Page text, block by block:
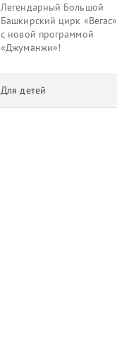
Легендарный Большой
Башкирский цирк «Вегас»
с новой программой
«Джуманжи»!
Для детей